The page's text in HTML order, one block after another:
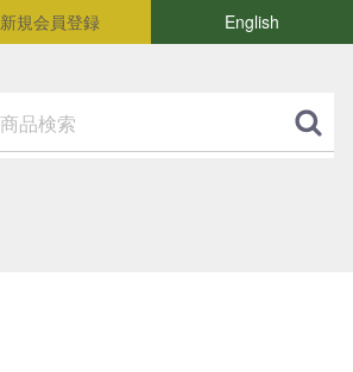
English
新規会員登録